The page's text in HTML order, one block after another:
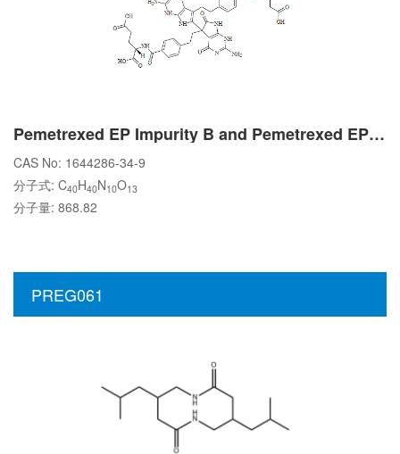
Pemetrexed EP Impurity B and Pemetrexed EP Impurity C
CAS No: 1644286-34-9
分子式: C40H40N10O13
分子量: 868.82
PREG061